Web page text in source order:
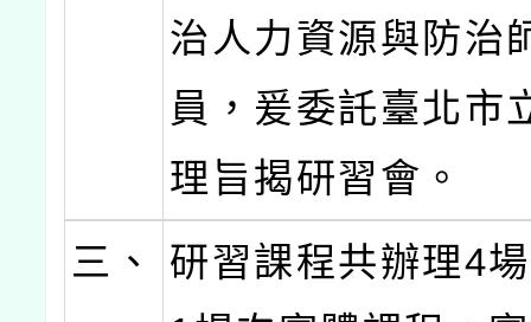
治人力資源與防治
員，爰委託臺北市
理旨揭研習會。
三、
研習課程共辦理4